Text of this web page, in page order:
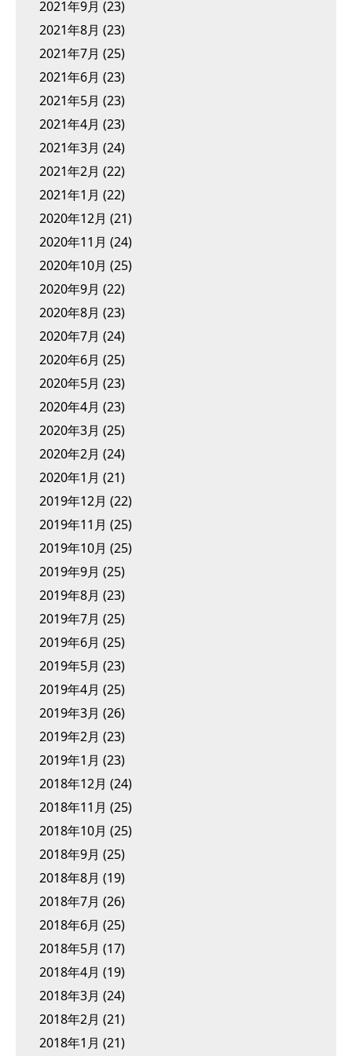
2021年9月 (23)
2021年8月 (23)
2021年7月 (25)
2021年6月 (23)
2021年5月 (23)
2021年4月 (23)
2021年3月 (24)
2021年2月 (22)
2021年1月 (22)
2020年12月 (21)
2020年11月 (24)
2020年10月 (25)
2020年9月 (22)
2020年8月 (23)
2020年7月 (24)
2020年6月 (25)
2020年5月 (23)
2020年4月 (23)
2020年3月 (25)
2020年2月 (24)
2020年1月 (21)
2019年12月 (22)
2019年11月 (25)
2019年10月 (25)
2019年9月 (25)
2019年8月 (23)
2019年7月 (25)
2019年6月 (25)
2019年5月 (23)
2019年4月 (25)
2019年3月 (26)
2019年2月 (23)
2019年1月 (23)
2018年12月 (24)
2018年11月 (25)
2018年10月 (25)
2018年9月 (25)
2018年8月 (19)
2018年7月 (26)
2018年6月 (25)
2018年5月 (17)
2018年4月 (19)
2018年3月 (24)
2018年2月 (21)
2018年1月 (21)